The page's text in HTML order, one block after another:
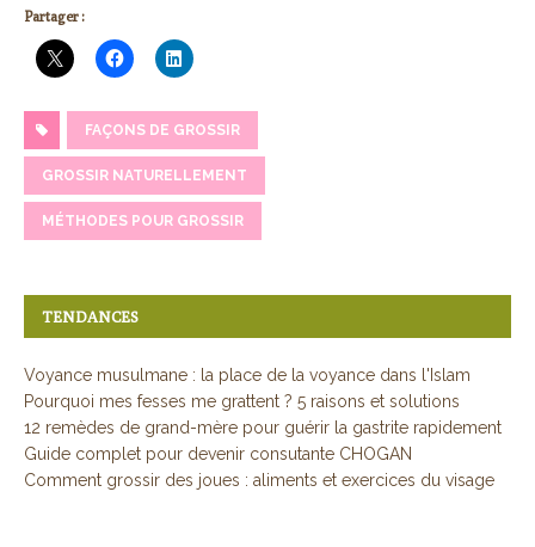
Partager :
FAÇONS DE GROSSIR
GROSSIR NATURELLEMENT
MÉTHODES POUR GROSSIR
TENDANCES
Voyance musulmane : la place de la voyance dans l'Islam
Pourquoi mes fesses me grattent ? 5 raisons et solutions
12 remèdes de grand-mère pour guérir la gastrite rapidement
Guide complet pour devenir consutante CHOGAN
Comment grossir des joues : aliments et exercices du visage